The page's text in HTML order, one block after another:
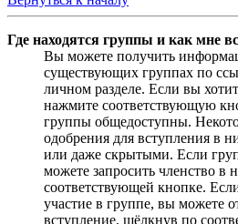
Где находятся группы и как мне
Вы можете получить
существующих группах по
личном разделе. Если вы
нажмите соответствующую
группы общедоступны.
одобрения для вступления в
или даже скрытыми. Если
можете запросить членство в
соответствующей кнопке.
участие в группе, вы можете
вступление, щёлкнув по